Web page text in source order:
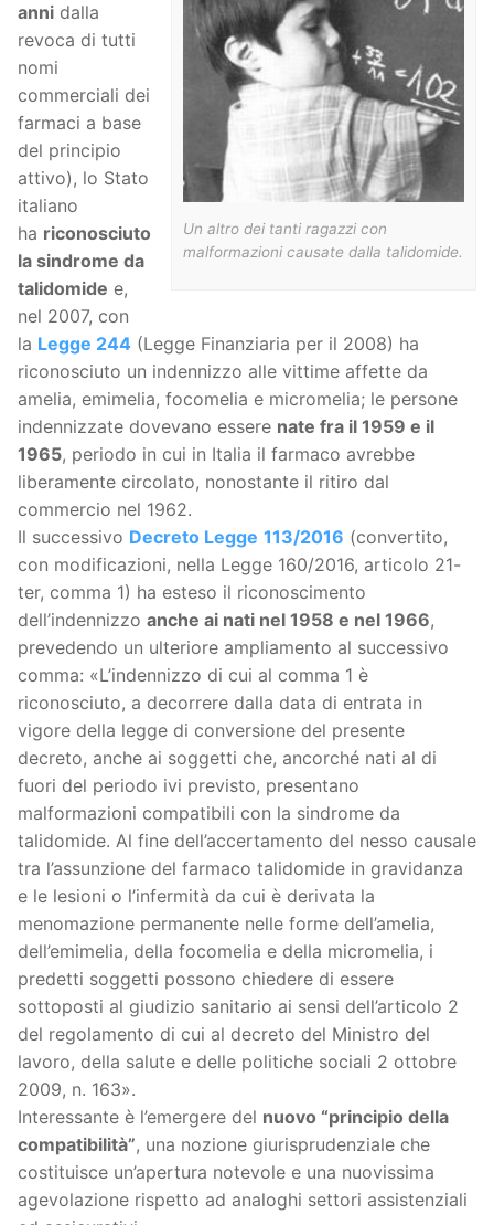
Un altro dei tanti ragazzi con
malformazioni causate dalla talidomide.
anni dalla
revoca di tutti
nomi
commerciali dei
farmaci a base
del principio
attivo), lo Stato
italiano
ha riconosciuto
la sindrome da
talidomide e,
nel 2007, con
la Legge 244 (Legge Finanziaria per il 2008) ha
riconosciuto un indennizzo alle vittime affette da
amelia, emimelia, focomelia e micromelia; le persone
indennizzate dovevano essere nate fra il 1959 e il
1965, periodo in cui in Italia il farmaco avrebbe
liberamente circolato, nonostante il ritiro dal
commercio nel 1962.
Il successivo Decreto Legge 113/2016 (convertito,
con modificazioni, nella Legge 160/2016, articolo 21-
ter, comma 1) ha esteso il riconoscimento
dell’indennizzo anche ai nati nel 1958 e nel 1966,
prevedendo un ulteriore ampliamento al successivo
comma: «L’indennizzo di cui al comma 1 è
riconosciuto, a decorrere dalla data di entrata in
vigore della legge di conversione del presente
decreto, anche ai soggetti che, ancorché nati al di
fuori del periodo ivi previsto, presentano
malformazioni compatibili con la sindrome da
talidomide. Al fine dell’accertamento del nesso causale
tra l’assunzione del farmaco talidomide in gravidanza
e le lesioni o l’infermità da cui è derivata la
menomazione permanente nelle forme dell’amelia,
dell’emimelia, della focomelia e della micromelia, i
predetti soggetti possono chiedere di essere
sottoposti al giudizio sanitario ai sensi dell’articolo 2
del regolamento di cui al decreto del Ministro del
lavoro, della salute e delle politiche sociali 2 ottobre
2009, n. 163».
Interessante è l’emergere del nuovo “principio della
compatibilità”, una nozione giurisprudenziale che
costituisce un’apertura notevole e una nuovissima
agevolazione rispetto ad analoghi settori assistenziali